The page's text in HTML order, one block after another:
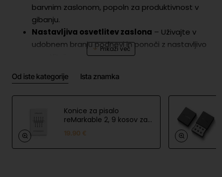
barvnim zaslonom, popoln za produktivnost v
gibanju.
Nastavljiva osvetlitev zaslona – Uživajte v
udobnem branju podnevi in ponoči z nastavljivo
Izjemno nizka zakasnitev zagotavlja občutek
resničnega pisanja.
Popolna osredotočenost brez motenj
– Brez
obvestil, pojavnih oken ali družbenih omrežij,
brez motenj.
– Zapisi, seznami opravil,
Od iste kategorije Ista znamka
Konice za pisalo
reMarkable 2, 9 kosov za
Marker in Marker Plus
19.90 €